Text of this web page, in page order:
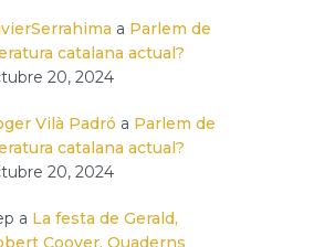
a Parlem de
catalana actual?
20, 2024
Vilà Padró a Parlem de
catalana actual?
20, 2024
a La festa de Gerald,
Coover, Quaderns